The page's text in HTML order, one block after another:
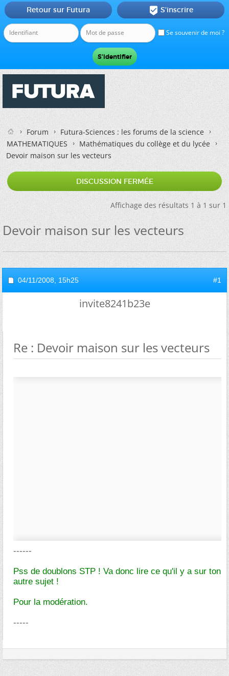
Se souvenir de moi ?
Retour sur Futura  S'inscrire
Forum
Futura-Sciences : les forums de la science
MATHEMATIQUES
Mathématiques du collège et du lycée
Devoir maison sur les vecteurs
DISCUSSION FERMÉE
Affichage des résultats 1 à 1 sur 1
Devoir maison sur les vecteurs
04/11/2008, 15h25 #1
invite8241b23e
Re : Devoir maison sur les vecteurs
------
Pss de doublons STP ! Va donc lire ce qu'il y a sur ton
autre sujet !
Pour la modération.
-----